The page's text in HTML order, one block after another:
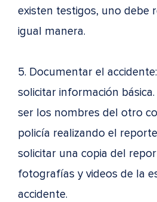
existen testigos, uno debe
igual manera.
5. Documentar el
solicitar información
ser los nombres del otro
policía realizando el
solicitar una copia del
fotografías y videos de la
accidente.